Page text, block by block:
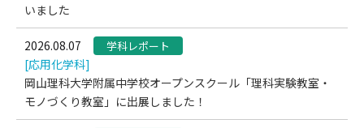
いました
2026.08.07 学科レポート
[応用化学科]
岡山理科大学附属中学校オープンスクール「理科実験教室・
モノづくり教室」に出展しました！